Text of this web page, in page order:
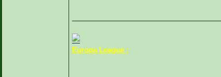
Europa League :